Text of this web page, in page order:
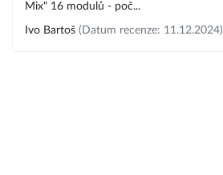
Mix" 16 modulů - poč...
Ivo Bartoš (Datum recenze: 11.12.2024)